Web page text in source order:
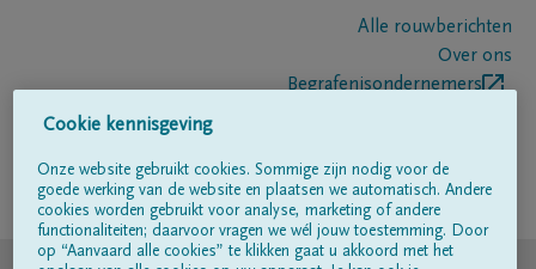
Alle rouwberichten
Over ons
Begrafenisondernemers
Volg ons op
Cookie kennisgeving
Onze website gebruikt cookies. Sommige zijn nodig voor de
goede werking van de website en plaatsen we automatisch. Andere
cookies worden gebruikt voor analyse, marketing of andere
functionaliteiten; daarvoor vragen we wél jouw toestemming. Door
op “Aanvaard alle cookies” te klikken gaat u akkoord met het